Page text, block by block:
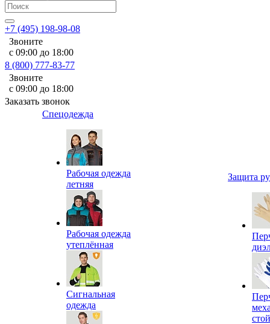
+7 (495) 198-98-08
Звоните
с 09:00 до 18:00
8 (800) 777-83-77
Звоните
с 09:00 до 18:00
Заказать звонок
Спецодежда
Рабочая одежда
летняя
Рабочая одежда
утеплённая
Сигнальная
одежда
Защита